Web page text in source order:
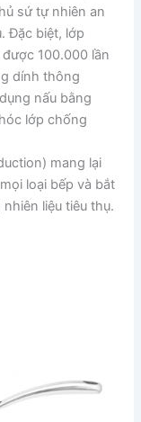
sứ tự nhiên an
Đặc biệt, lớp
100.000 lần
dính thông
nấu bằng
lớp chống
mang lại
loại bếp và bắt
liệu tiêu thụ.